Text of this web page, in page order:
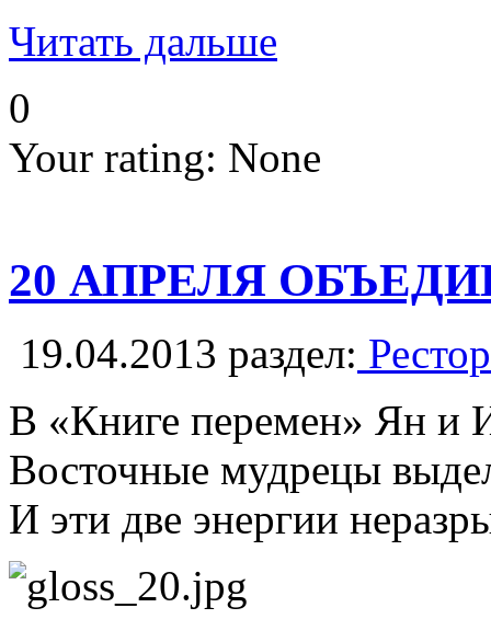
Читать дальше
0
Your rating: None
20 АПРЕЛЯ
19.04.2013 раздел:
В «Книге перемен» Ян и
Восточные мудрецы
И эти две энергии